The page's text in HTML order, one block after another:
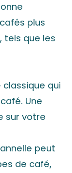
plus
tels que les
qui
Une
sur votre
peut
de café,